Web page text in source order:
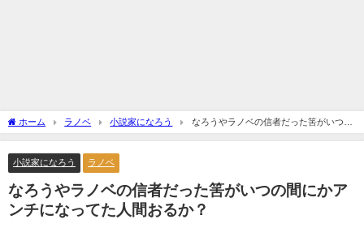
ホーム ラノベ 小説家になろう
なろうやラノベの信者だった筈がいつの
間にかアンチになってた人間おるか？
小説家になろう ラノベ
なろうやラノベの信者だった筈がいつの間にかア
ンチになってた人間おるか？